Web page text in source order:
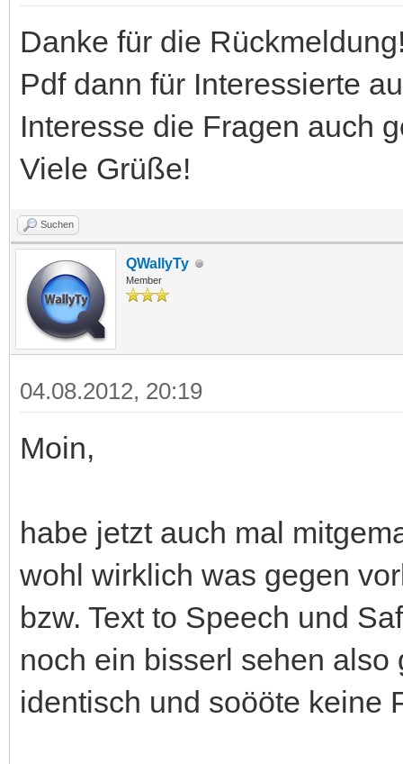
Danke für die
Pdf dann für Interessierte
Interesse die Fragen auch
Viele Grüße!
Suchen
QWallyTy
Member
04.08.2012, 20:19
Moin,
habe jetzt auch mal
wohl wirklich was gegen
bzw. Text to Speech und
noch ein bisserl sehen
identisch und soööte keine